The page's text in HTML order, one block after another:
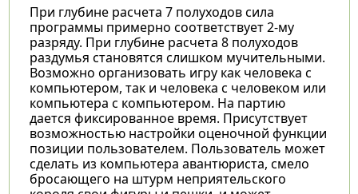
При глубине расчета 7 полуходов сила
программы примерно соответствует 2-му
разряду. При глубине расчета 8 полуходов
раздумья становятся слишком мучительными.
Возможно организовать игру как человека с
компьютером, так и человека с человеком или
компьютера с компьютером. На партию
дается фиксированное время. Присутствует
возможностью настройки оценочной функции
позиции пользователем. Пользователь может
сделать из компьютера авантюриста, смело
бросающего на штурм неприятельского